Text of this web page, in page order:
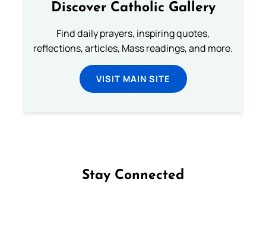
Discover Catholic Gallery
Find daily prayers, inspiring quotes,
reflections, articles, Mass readings, and more.
VISIT MAIN SITE
Stay Connected